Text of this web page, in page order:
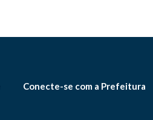
Conecte-se com a Prefeitura